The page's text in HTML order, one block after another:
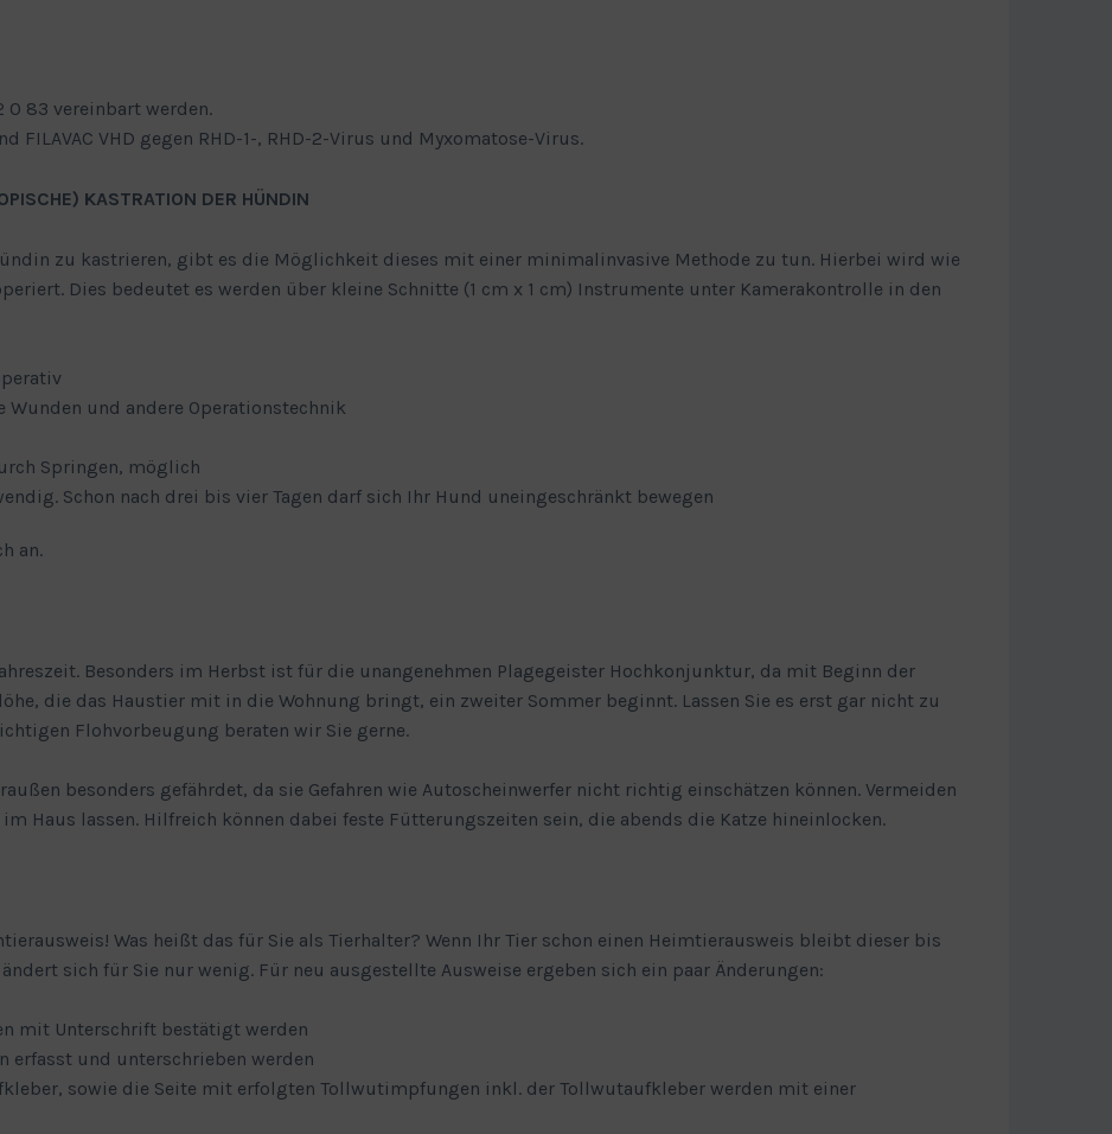
0 83 vereinbart werden.
VHD gegen RHD-1-, RHD-2-Virus und Myxomatose-Virus.
KASTRATION DER HÜNDIN
zu kastrieren, gibt es die Möglichkeit dieses mit einer minimalinvasive Methode zu tun. Hierbei wird wie
Dies bedeutet es werden über kleine Schnitte (1 cm x 1 cm) Instrumente unter Kamerakontrolle in den
Wunden und andere Operationstechnik
Springen, möglich
Schon nach drei bis vier Tagen darf sich Ihr Hund uneingeschränkt bewegen
an.
Besonders im Herbst ist für die unangenehmen Plagegeister Hochkonjunktur, da mit Beginn der
die das Haustier mit in die Wohnung bringt, ein zweiter Sommer beginnt. Lassen Sie es erst gar nicht zu
Flohvorbeugung beraten wir Sie gerne.
besonders gefährdet, da sie Gefahren wie Autoscheinwerfer nicht richtig einschätzen können. Vermeiden
Haus lassen. Hilfreich können dabei feste Fütterungszeiten sein, die abends die Katze hineinlocken.
Was heißt das für Sie als Tierhalter? Wenn Ihr Tier schon einen Heimtierausweis bleibt dieser bis
sich für Sie nur wenig. Für neu ausgestellte Ausweise ergeben sich ein paar Änderungen:
mit Unterschrift bestätigt werden
erfasst und unterschrieben werden
sowie die Seite mit erfolgten Tollwutimpfungen inkl. der Tollwutaufkleber werden mit einer